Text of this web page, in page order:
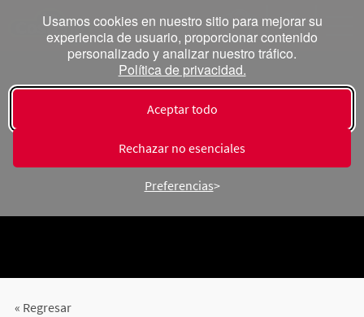
Usamos cookies en nuestro sitio para mejorar su
experiencia de usuario, proporcionar contenido
personalizado y analizar nuestro tráfico.
Política de privacidad.
Aceptar todo
Rechazar no esenciales
Preferencias
« Regresar